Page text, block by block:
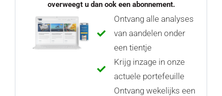
overweegt u dan ook een abonnement.
Ontvang alle analyses
van aandelen onder
een tientje
Krijg inzage in onze
actuele portefeuille
Ontvang wekelijks een